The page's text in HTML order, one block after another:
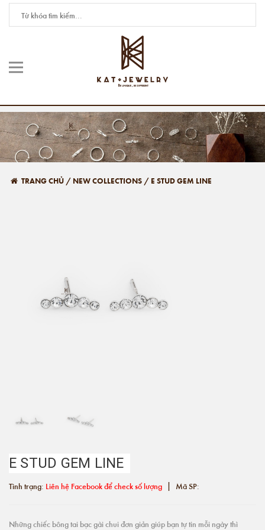
TRANG CHỦ / NEW COLLECTIONS / E STUD GEM LINE
E STUD GEM LINE
Tình trạng: Liên hệ Facebook để check số lượng | Mã SP:
Những chiếc bông tai bạc gài chui đơn giản giúp bạn tự tin mỗi ngày thì